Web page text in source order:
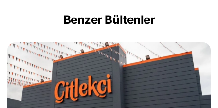
Benzer Bültenler